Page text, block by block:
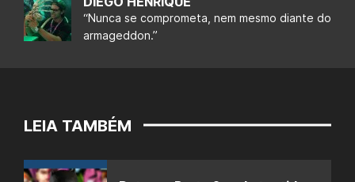
“Nunca se comprometa, nem mesmo diante do
armageddon.”
LEIA TAMBÉM